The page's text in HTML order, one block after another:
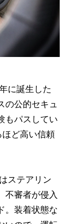
に誕生した
の公的セキュ
もパスしてい
ど高い信頼
ステアリン
不審者が侵入
。装着状態な